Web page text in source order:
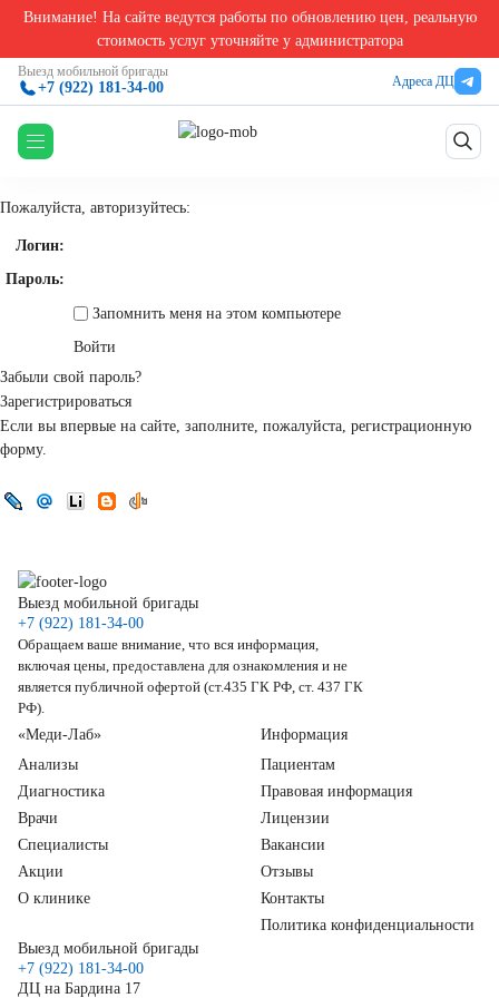
Внимание! На сайте ведутся работы по обновлению цен, реальную
стоимость услуг уточняйте у администратора
Выезд мобильной бригады
+7 (922) 181-34-00 Адреса ДЦ
Авторизация
Авторизация
Пожалуйста, авторизуйтесь:
Логин:
Пароль:
Запомнить меня на этом компьютере
Забыли свой пароль?
Зарегистрироваться
Если вы впервые на сайте, заполните, пожалуйста, регистрационную
форму.
Выезд мобильной бригады
+7 (922) 181-34-00
Обращаем ваше внимание, что вся информация,
включая цены, предоставлена для ознакомления и не
является публичной офертой (ст.435 ГК РФ, ст. 437 ГК
РФ).
«Меди-Лаб»
Анализы
Диагностика
Врачи
Специалисты
Акции
О клинике
Информация
Пациентам
Правовая информация
Лицензии
Вакансии
Отзывы
Контакты
Политика конфиденциальности
Выезд мобильной бригады
+7 (922) 181-34-00
ДЦ на Бардина 17